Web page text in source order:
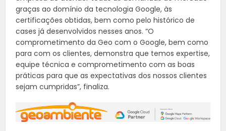
graças ao domínio da tecnologia Google, às
certificações obtidas, bem como pelo histórico de
cases já desenvolvidos nesses anos. “O
comprometimento da Geo com o Google, bem como
para com os clientes, demonstra que temos expertise,
equipe técnica e comprometimento com as boas
práticas para que as expectativas dos nossos clientes
sejam cumpridas”, finaliza.